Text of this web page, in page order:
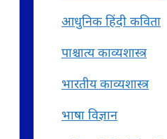
आधुनिक हिंदी कविता
पाश्चात्य काव्यशास्त्र
भारतीय काव्यशास्त्र
भाषा विज्ञान